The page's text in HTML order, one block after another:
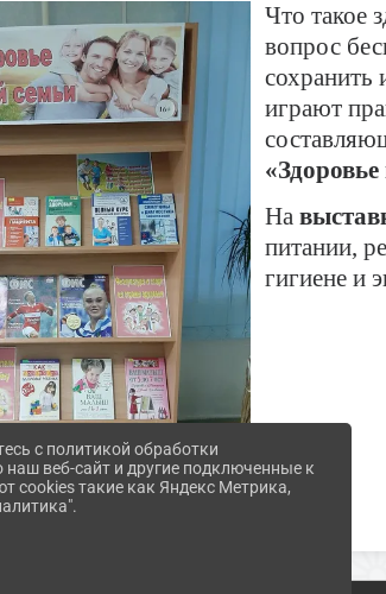
Что такое
вопрос
сохранить
играют
На
питании,
гигиене и
с политикой обработки
веб-сайт и другие подключенные к
cookies такие как Яндекс Метрика,